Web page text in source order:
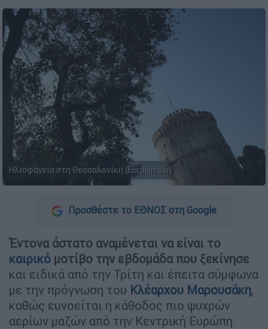
Ηλιοφάνεια στη Θεσσαλονίκη (Eurokinissi)
Προσθέστε το ΕΘΝΟΣ στη Google
Έντονα άστατο αναμένεται να είναι το
καιρικό μοτίβο την εβδομάδα που ξεκίνησε
και ειδικά από την Τρίτη και έπειτα σύμφωνα
με την πρόγνωση του Κλέαρχου Μαρουσάκη,
καθώς ευνοείται η κάθοδος πιο ψυχρών
αερίων μαζών από την Κεντρική Ευρώπη.